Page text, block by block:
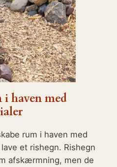
haven med
rum i haven med
et rishegn. Rishegn
afskærmning, men de